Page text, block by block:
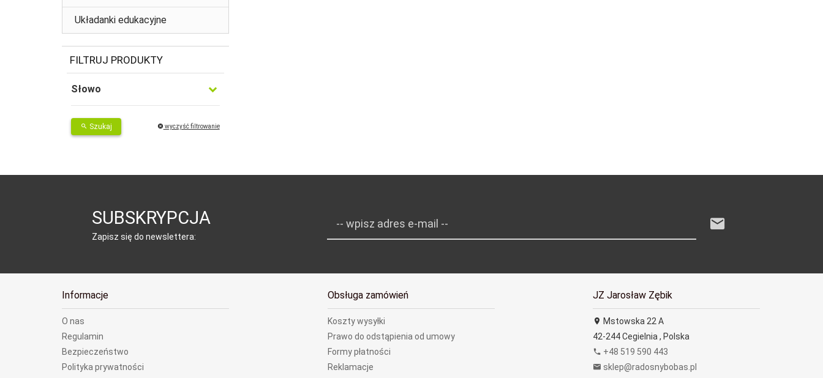
Układanki edukacyjne
FILTRUJ PRODUKTY
Słowo
Szukaj wyczyść filtrowanie
SUBSKRYPCJA
Zapisz się do newslettera:
-- wpisz adres e-mail --
Informacje
O nas
Regulamin
Bezpieczeństwo
Polityka prywatności
Obsługa zamówień
Koszty wysyłki
Prawo do odstąpienia od umowy
Formy płatności
Reklamacje
JZ Jarosław Zębik
Mstowska 22 A
42-244Cegielnia , Polska
+48 519 590 443
sklep@radosnybobas.pl